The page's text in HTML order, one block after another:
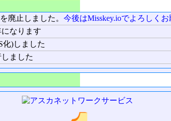
廃止しました。今後はMisskey.ioでよろしく
なります
化)しました
ました